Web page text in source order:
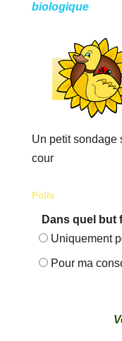
biologique
Un petit sondage
cour
Polls
Dans quel but
Uniquement
Pour ma